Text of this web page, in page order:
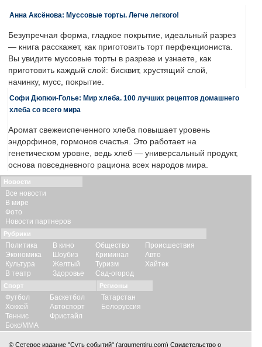
Анна Аксёнова: Муссовые торты. Легче легкого!
Безупречная форма, гладкое покрытие, идеальный разрез
— книга расскажет, как приготовить торт перфекциониста.
Вы увидите муссовые торты в разрезе и узнаете, как
приготовить каждый слой: бисквит, хрустящий слой,
начинку, мусс, покрытие.
Софи Дюпюи-Голье: Мир хлеба. 100 лучших рецептов домашнего
хлеба со всего мира
Аромат свежеиспеченного хлеба повышает уровень
эндорфинов, гормонов счастья. Это работает на
генетическом уровне, ведь хлеб — универсальный продукт,
основа повседневного рациона всех народов мира.
Новости
Все новости
В мире
Фото
Новости партнеров
Рубрики
Политика
Экономика
Культура
В театр
В кино
Шоубиз
Желтый
Здоровье
Общество
Криминал
Туризм
Сад-огород
Происшествия
Авто
Хайтек
Спорт
Футбол
Хоккей
Теннис
Бокс/ММА
Баскетбол
Автоспорт
Фристайл
Регионы
Татарстан
Белоруссия
© Сетевое издание "Суть событий" (argumentiru.com) Свидетельство о